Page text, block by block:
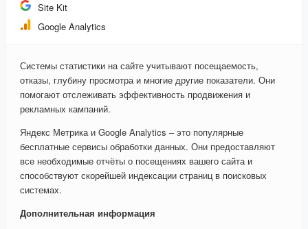
Site Kit
Google Analytics
Системы статистики на сайте учитывают посещаемость,
отказы, глубину просмотра и многие другие показатели. Они
помогают отслеживать эффективность продвижения и
рекламных кампаний.
Яндекс Метрика и Google Analytics – это популярные
бесплатные сервисы обработки данных. Они предоставляют
все необходимые отчёты о посещениях вашего сайта и
способствуют скорейшей индексации страниц в поисковых
системах.
Дополнительная информация